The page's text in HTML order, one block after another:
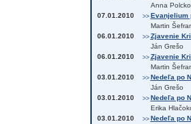
Anna
07.01.2010
>> Evanjelium
Martin
06.01.2010
>> Zjavenie
Ján Grešo
06.01.2010
>> Zjavenie
Martin
03.01.2010
>> Nedeľa po
Ján Grešo
03.01.2010
>> Nedeľa po
Erika
03.01.2010
>> Nedeľa po